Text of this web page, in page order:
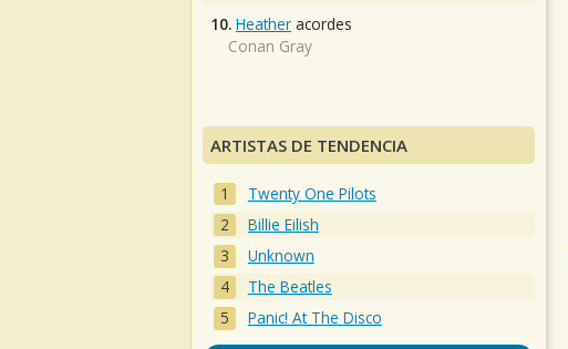
10. Heather acordes
Conan Gray
ARTISTAS DE TENDENCIA
Twenty One Pilots
Billie Eilish
Unknown
The Beatles
Panic! At The Disco